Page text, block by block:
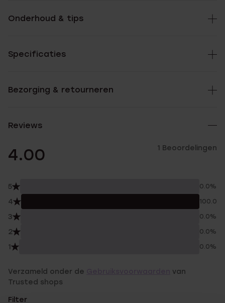
Onderhoud & tips
Specificaties
Bezorging & retourneren
Reviews
4.00 1 Beoordelingen
5 0.0%
4 100.0%
3 0.0%
2 0.0%
1 0.0%
Verzameld onder de
van
Trusted shops
Filter